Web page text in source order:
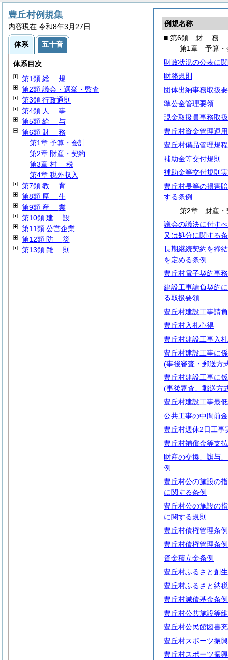
例規名称
■ 第6類 財 務
第1章 予算・
財政状況の公表に
財務規則
団体出納事務取扱
準公金管理要領
現金取扱員事務取
豊丘村資金管理運
豊丘村備品管理規程
補助金等交付規則
補助金等交付規則
豊丘村長等の損害
する条例
第2章 財産・
議会の議決に付す
又は処分に関する
長期継続契約を締
を定める条例
豊丘村電子契約事
建設工事請負契約
る取扱要領
豊丘村建設工事請
豊丘村入札心得
豊丘村建設工事入
豊丘村建設工事に
(事後審査・郵送方
豊丘村建設工事に
(事後審査、郵送方
豊丘村建設工事最
公共工事の中間前
豊丘村週休2日工事
豊丘村補償金等支
財産の交換、譲与
例
豊丘村公の施設の
に関する条例
豊丘村公の施設の
に関する規則
豊丘村債権管理条例
豊丘村債権管理条
資金積立金条例
豊丘村ふるさと創
豊丘村ふるさと納
豊丘村減債基金条例
豊丘村公共施設等
豊丘村公民館図書
豊丘村スポーツ振
豊丘村スポーツ振
豊丘村例規集
内容現在 令和8年3月27日
体系 五十音
体系目次
第1類 総 規
第2類 議会・選挙・監査
第3類 行政通則
第4類 人 事
第5類 給 与
第6類 財 務
第1章 予算・会計
第2章 財産・契約
第3章 村 税
第4章 税外収入
第7類 教 育
第8類 厚 生
第9類 産 業
第10類 建 設
第11類 公営企業
第12類 防 災
第13類 雑 則